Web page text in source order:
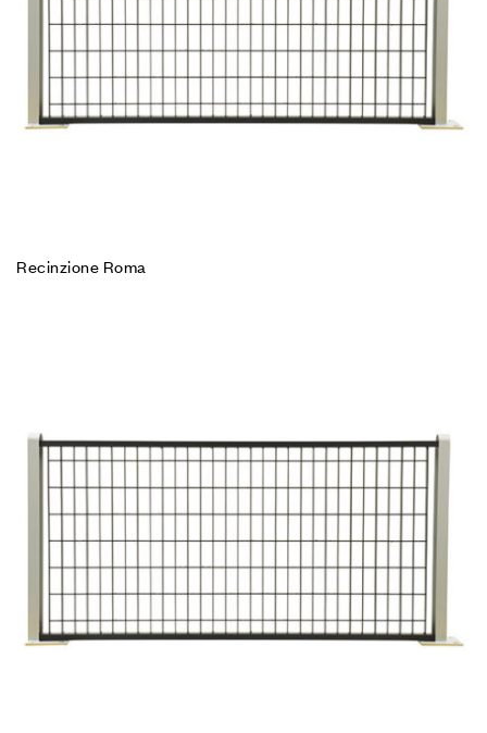
Recinzione Roma